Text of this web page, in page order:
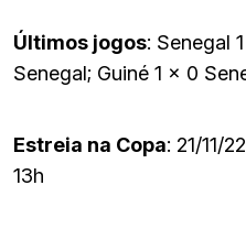
Últimos jogos: Senegal
Senegal; Guiné 1 x 0
Estreia na Copa: 21/11/
13h